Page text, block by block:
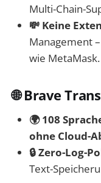
Multi-Chain-
💸 Keine
Management
wie MetaMask.
🌐 Brave
🌍 108
ohne Cloud-
🔒 Zero-Log-
Text-